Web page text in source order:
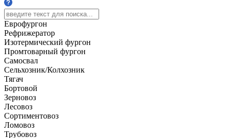
Еврофургон
Рефрижератор
Изотермический фургон
Промтоварный фургон
Самосвал
Сельхозник/Колхозник
Тягач
Бортовой
Зерновоз
Лесовоз
Сортиментовоз
Ломовоз
Трубовоз